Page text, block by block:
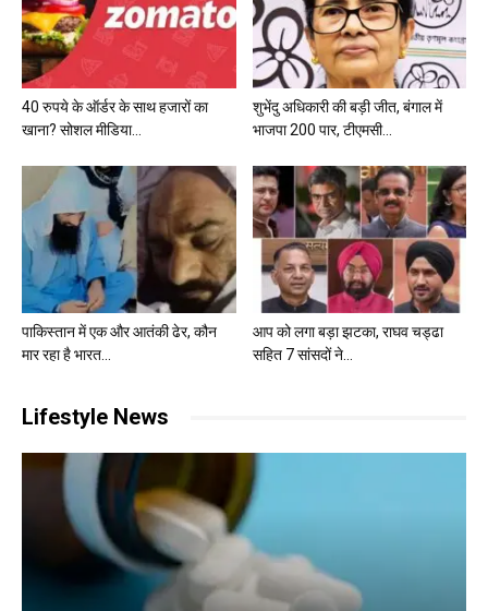
40 रुपये के ऑर्डर के साथ हजारों का
खाना? सोशल मीडिया...
शुभेंदु अधिकारी की बड़ी जीत, बंगाल में
भाजपा 200 पार, टीएमसी...
पाकिस्तान में एक और आतंकी ढेर, कौन
मार रहा है भारत...
आप को लगा बड़ा झटका, राघव चड्ढा
सहित 7 सांसदों ने...
Lifestyle News